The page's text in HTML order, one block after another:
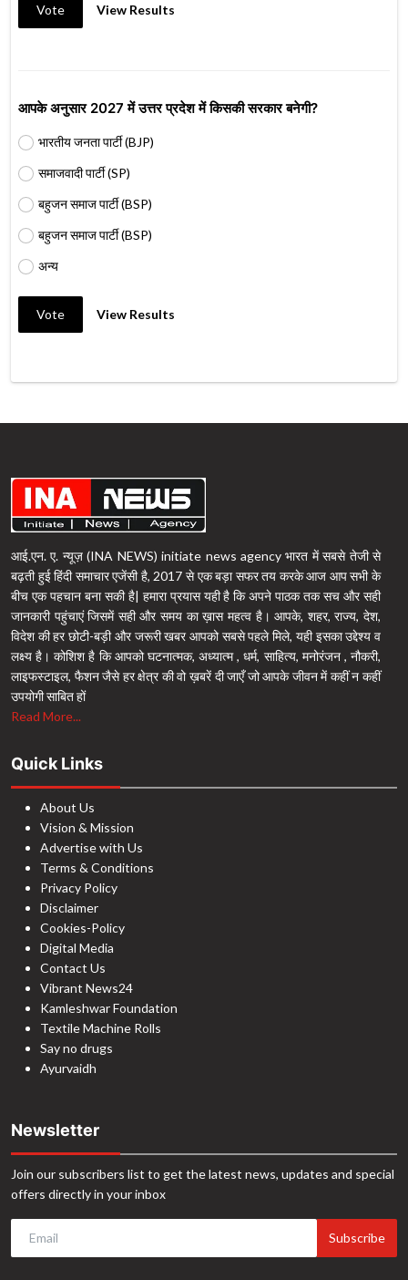
Vote View Results
आपके अनुसार 2027 में उत्तर प्रदेश में किसकी सरकार बनेगी?
भारतीय जनता पार्टी (BJP)
समाजवादी पार्टी (SP)
बहुजन समाज पार्टी (BSP)
बहुजन समाज पार्टी (BSP)
अन्य
Vote View Results
आई.एन. ए. न्यूज़ (INA NEWS) initiate news agency भारत में सबसे तेजी से
बढ़ती हुई हिंदी समाचार एजेंसी है, 2017 से एक बड़ा सफर तय करके आज आप सभी के
बीच एक पहचान बना सकी है| हमारा प्रयास यही है कि अपने पाठक तक सच और सही
जानकारी पहुंचाएं जिसमें सही और समय का ख़ास महत्व है। आपके, शहर, राज्य, देश,
विदेश की हर छोटी-बड़ी और जरूरी खबर आपको सबसे पहले मिले, यही इसका उद्देश्य व
लक्ष्य है। कोशिश है कि आपको घटनात्मक, अध्यात्म , धर्म, साहित्य, मनोरंजन , नौकरी,
लाइफस्टाइल, फैशन जैसे हर क्षेत्र की वो ख़बरें दी जाएँ जो आपके जीवन में कहीं न कहीं
उपयोगी साबित हों
Read More...
Quick Links
About Us
Vision & Mission
Advertise with Us
Terms & Conditions
Privacy Policy
Disclaimer
Cookies-Policy
Digital Media
Contact Us
Vibrant News24
Kamleshwar Foundation
Textile Machine Rolls
Say no drugs
Ayurvaidh
Newsletter
Join our subscribers list to get the latest news, updates and special
offers directly in your inbox
Subscribe